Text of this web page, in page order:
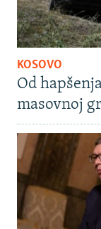
KOSOVO
Od
masovnoj